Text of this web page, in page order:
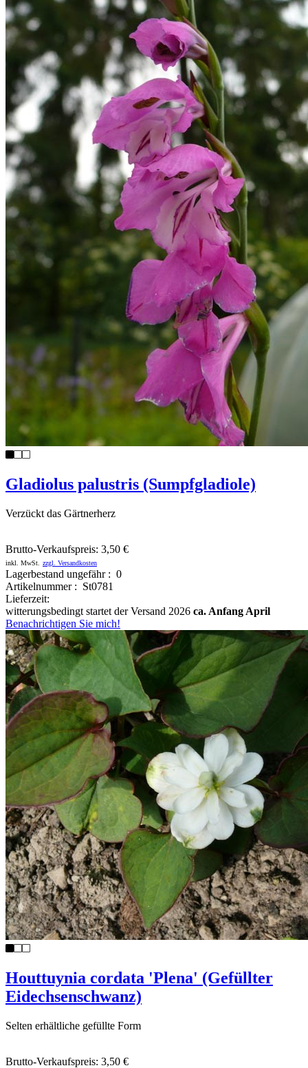
Gladiolus palustris (Sumpfgladiole)
Verzückt das Gärtnerherz
Brutto-Verkaufspreis: 3,50 €
inkl. MwSt. zzgl. Versandkosten
Lagerbestand ungefähr : 0
Artikelnummer : St0781
Lieferzeit:
witterungsbedingt startet der Versand 2026 ca. Anfang April
Benachrichtigen Sie mich!
Houttuynia cordata 'Plena' (Gefüllter
Eidechsenschwanz)
Selten erhältliche gefüllte Form
Brutto-Verkaufspreis: 3,50 €